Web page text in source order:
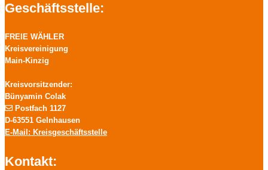
Geschäftsstelle:
FREIE WÄHLER
Kreisvereinigung
Main-Kinzig
Kreisvorsitzender:
Bünyamin Colak
Postfach 1127
D-63551 Gelnhausen
E-Mail: Kreisgeschäftsstelle
Kontakt: